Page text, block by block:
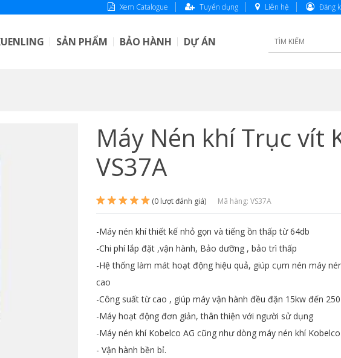
Xem Catalogue Tuyển dụng Liên hệ Đăng
SẢN PHẨM BẢO HÀNH DỰ ÁN
Máy Nén khí Trục vít
VS37A
(0 lượt đánh giá) Mã hàng: VS37A
-Máy nén khí thiết kế nhỏ gọn và tiếng ồn thấp từ 64db
-Chi phí lắp đặt ,vận hành, Bảo dưỡng , bảo trì thấp
-Hệ thống làm mát hoạt động hiệu quả, giúp cụm nén máy
cao
-Công suất từ cao , giúp máy vận hành đều đặn 15kw đến
-Máy hoạt động đơn giản, thân thiện với người sử dụng
-Máy nén khí Kobelco AG cũng như dòng máy nén khí
- Vận hành bền bỉ.